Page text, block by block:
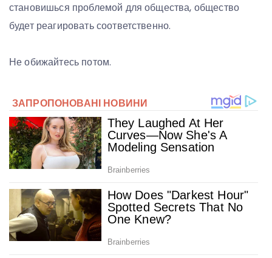
становишься проблемой для общества, общество
будет реагировать соответственно.
Не обижайтесь потом.